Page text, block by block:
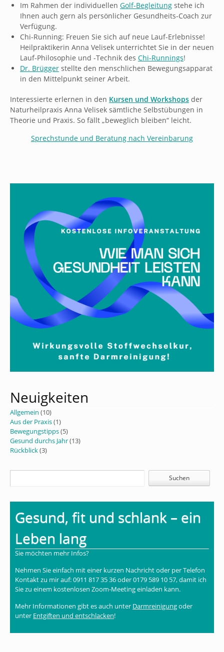
Im Rahmen der individuellen Golf-Begleitung stehe ich
Ihnen auch gern als persönlicher Gesundheits-Coach zur
Verfügung.
Chi-Running: Freuen Sie sich auf neue Lauf-Erlebnisse!
Heilpraktikerin Anna Velisek unterrichtet Sie in der neuen
Lauf-Philosophie und -Technik des Chi-Runnings!
Dr. Brügger stellte den menschlichen Bewegungsapparat
in den Mittelpunkt seiner Arbeit.
Interessierte erlernen in den Kursen und Workshops der
Naturheilpraxis Anna Velisek sämtliche Selbstübungen in
Theorie und Praxis. So fällt „beweglich bleiben“ leicht.
Sprechstunde und Beratung nach Vereinbarung
Neuigkeiten
Allgemein (10)
Aus der Praxis(1)
Bewegungstipps(5)
Gesund durchs Jahr(13)
Rückblick(3)
Gesund, fit und schlank – ein
Leben lang
Sie möchten mehr Infos?
Nehmen Sie einfach mit einer kurzen Nachricht oder per Telefon
Kontakt zu mir auf: 0911 817 35 36 oder 0179 589 10 57, damit ich
Sie zu einem kostenlosen Zoom-Meeting einladen kann.
Mehr Informationen gibt es auch unter Darmreinigungoder
unter Entgiften und entschlacken!